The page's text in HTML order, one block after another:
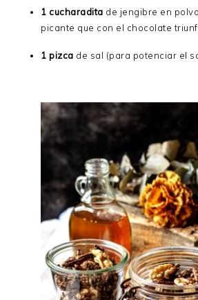
1 cucharadita de jengibre en
picante que con el chocolate
1 pizca de sal (para potenciar el